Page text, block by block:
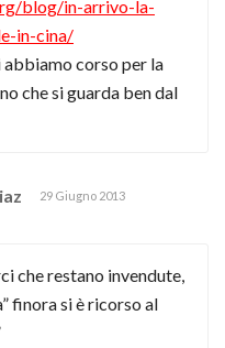
blog/in-arrivo-la-
in-cina/
corso per la
che si guarda ben dal
29 Giugno 2013
che restano invendute,
finora si è ricorso al